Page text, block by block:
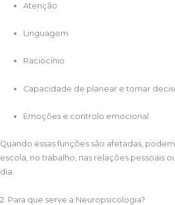
Atenção
Linguagem
Raciocínio
Capacidade de planear e tomar
Emoções e controlo emocional
Quando essas funções são afetadas,
escola, no trabalho, nas relações pessoais
dia.
2. Para que serve a Neuropsicologia?